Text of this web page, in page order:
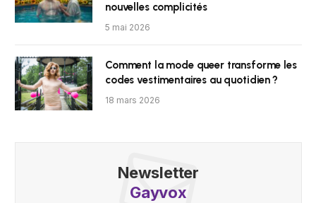
nouvelles complicités
5 mai 2026
Comment la mode queer transforme les
codes vestimentaires au quotidien ?
18 mars 2026
Newsletter
Gayvox